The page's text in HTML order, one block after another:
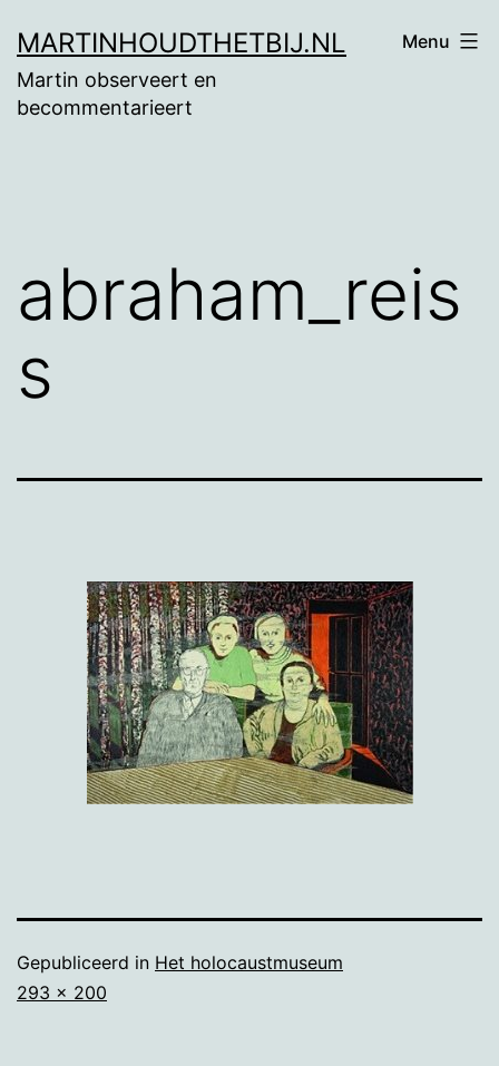
naar
de
MARTINHOUDTHETBIJ.NL
Martin observeert en
becommentarieert
Menu
abraham_reis
s
Gepubliceerd in Het holocaustmuseum
Volledige
293 × 200